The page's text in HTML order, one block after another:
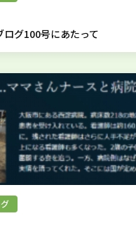
グ100号にあたって